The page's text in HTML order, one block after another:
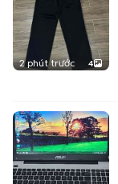
2 phút trước 4